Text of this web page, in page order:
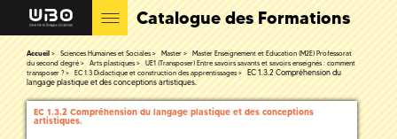
Catalogue des Formations
Accueil Sciences Humaines et Sociales Master
Master Enseignement et Education (M2E) Professorat
du second degré
Arts plastiques
UE1 (Transposer) Entre savoirs savants et savoirs enseignés : comment
transposer ?
EC 1.3 Didactique et construction des apprentissages
EC 1.3.2 Compréhension du
langage plastique et des conceptions artistiques.
EC 1.3.2 Compréhension du langage plastique et des conceptions
artistiques.